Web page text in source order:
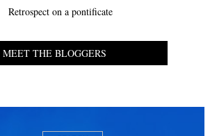
Retrospect on a pontificate
MEET THE BLOGGERS